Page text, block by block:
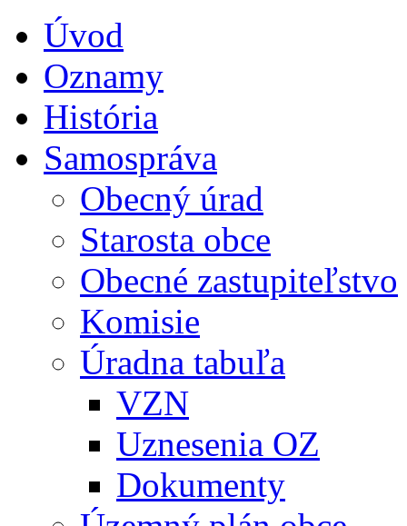
Úvod
Oznamy
História
Samospráva
Obecný úrad
Starosta obce
Obecné zastupiteľstvo
Komisie
Úradna tabuľa
VZN
Uznesenia OZ
Dokumenty